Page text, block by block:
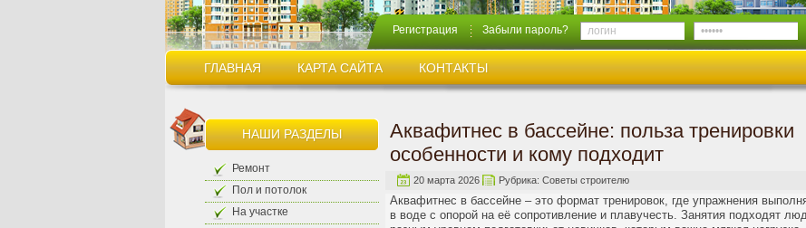
Регистрация Забыли пароль?
ГЛАВНАЯ КАРТА САЙТА КОНТАКТЫ
НАШИ РАЗДЕЛЫ
Ремонт
Пол и потолок
На участке
Аквафитнес в бассейне: польза тренировки
особенности и кому подходит
20 марта 2026 Рубрика: Советы строителю
Аквафитнес в бассейне – это формат тренировок, где упражнения
в воде с опорой на её сопротивление и плавучесть. Занятия подходят